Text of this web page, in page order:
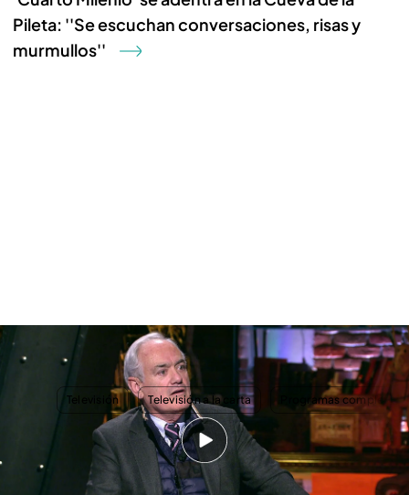
Pileta: ''Se escuchan conversaciones, risas y
murmullos''
El doctor Cabrera conoce la fecha de su muerte durante la grabación de
'Cuarto Milenio': "Poco me parece"
Televisión Televisión a la carta Programas completos